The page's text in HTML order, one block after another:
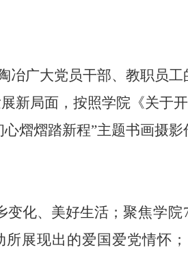
冶广大党员干部、教职员
新局面，按照学院 《关于
熠熠踏新程”主题书画摄影
化、美好生活； 聚焦学院
展现出的爱国爱党情怀